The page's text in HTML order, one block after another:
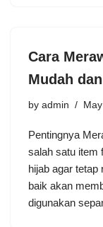
Cara
Mudah
by admin
Pentingnya
salah satu item
hijab agar tetap
baik akan
digunakan